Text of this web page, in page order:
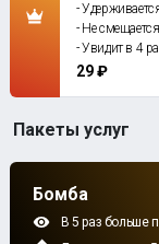
-
- Не
- Увидит в 4
29 ₽
Пакеты услуг
Бомба
В 5 раз больше